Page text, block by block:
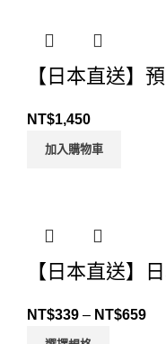
【日本直送】
NT$1,450
加入購物車
【日本直送】
NT$339 – NT$659